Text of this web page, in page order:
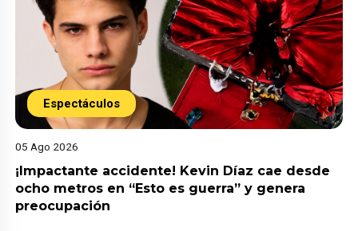
Espectáculos
05 Ago 2026
¡Impactante accidente! Kevin Díaz cae desde
ocho metros en “Esto es guerra” y genera
preocupación